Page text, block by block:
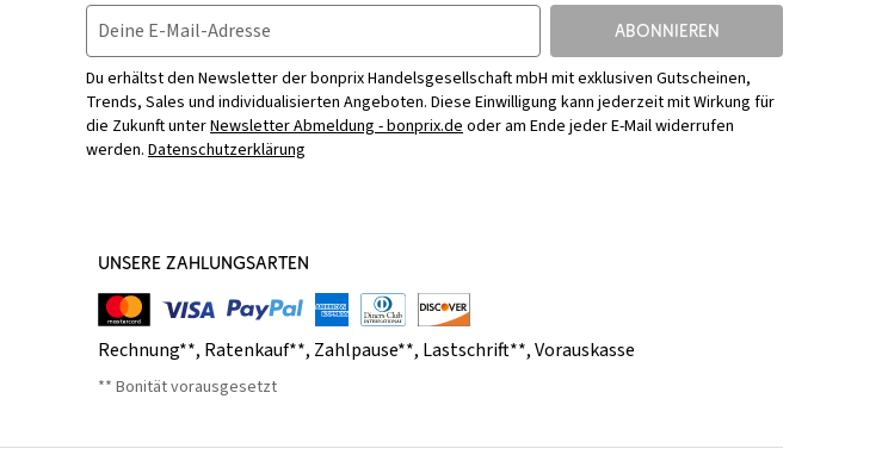
Deine E-Mail-Adresse ABONNIEREN
Du erhältst den Newsletter der bonprix Handelsgesellschaft mbH mit exklusiven Gutscheinen,
Trends, Sales und individualisierten Angeboten. Diese Einwilligung kann jederzeit mit Wirkung für
die Zukunft unterNewsletter Abmeldung - bonprix.deoder am Ende jeder E-Mail widerrufen
werden. Datenschutzerklärung
UNSERE ZAHLUNGSARTEN
Rechnung**, Ratenkauf**, Zahlpause**, Lastschrift**,Vorauskasse
** Bonität vorausgesetzt